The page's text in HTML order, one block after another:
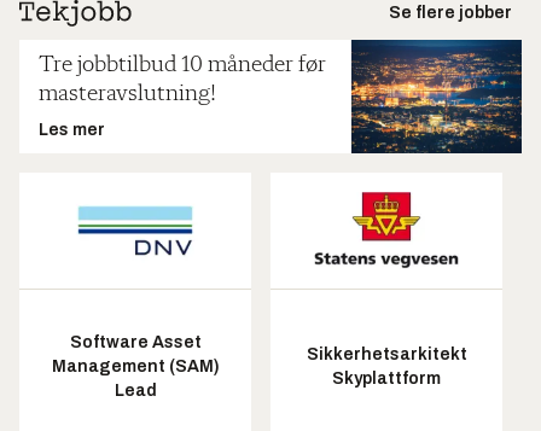
Se flere jobber
Tre jobbtilbud 10 måneder før
masteravslutning!
Les mer
Software Asset
Management (SAM)
Lead
Sikkerhetsarkitekt
Skyplattform